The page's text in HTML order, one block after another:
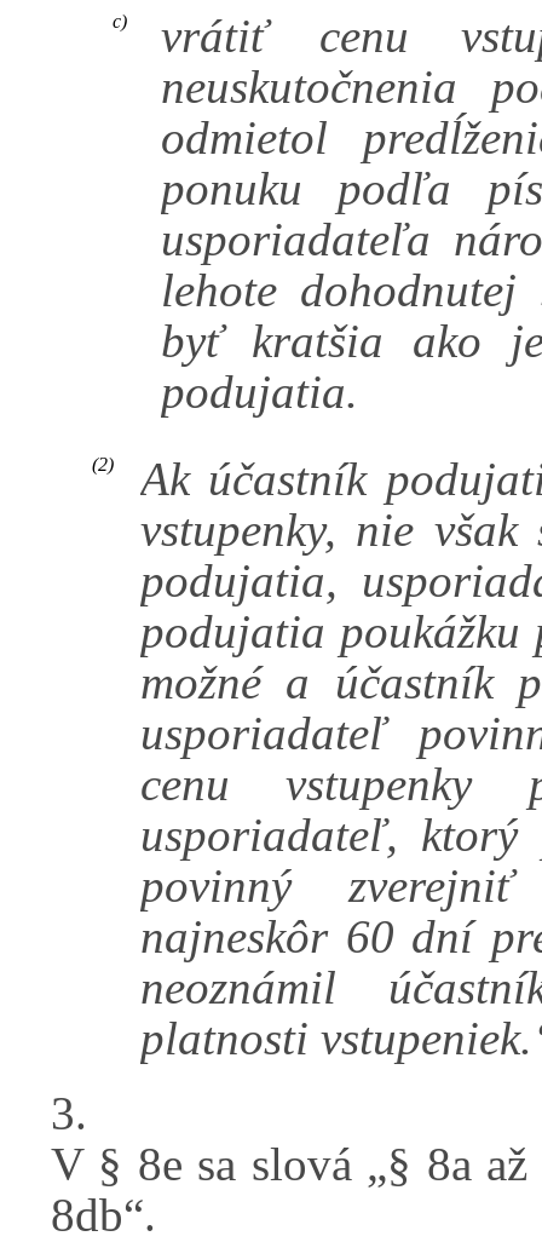
c)
vrátiť cenu
neuskutočnenia
odmietol
ponuku podľa
usporiadateľa
lehote
byť kratšia ako
podujatia.
(2)
Ak účastník
vstupenky, nie
podujatia,
podujatia
možné a účastník
usporiadateľ
cenu
usporiadateľ, ktorý
povinný
najneskôr 60 dní
neoznámil
platnosti
3.
V § 8e sa slová „§ 8a
8db“.